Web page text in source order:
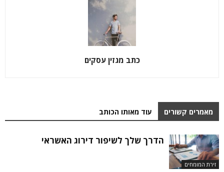
כתב מגזין עסקים
מאמרים קשורים עוד מאותו הכותב
זירת המומחים
הדרך שלך לשיפור דירוג האשראי